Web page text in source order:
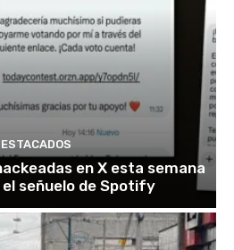
en X esta semana
señuelo de Spotify